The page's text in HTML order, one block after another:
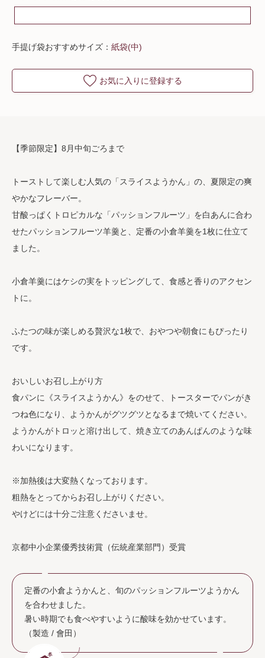
手提げ袋おすすめサイズ： 紙袋(中)
お気に入りに登録する
【季節限定】8月中旬ごろまで
トーストして楽しむ人気の「スライスようかん」の、夏限定の爽
やかなフレーバー。
甘酸っぱくトロピカルな「パッションフルーツ」を白あんに合わ
せたパッションフルーツ羊羹と、定番の小倉羊羹を1枚に仕立て
ました。
小倉羊羹にはケシの実をトッピングして、食感と香りのアクセン
トに。
ふたつの味が楽しめる贅沢な1枚で、おやつや朝食にもぴったり
です。
おいしいお召し上がり方
食パンに《スライスようかん》をのせて、トースターでパンがき
つね色になり、ようかんがグツグツとなるまで焼いてください。
ようかんがトロッと溶け出して、焼き立てのあんぱんのような味
わいになります。
※加熱後は大変熱くなっております。
粗熱をとってからお召し上がりください。
やけどには十分ご注意くださいませ。
京都中小企業優秀技術賞（伝統産業部門）受賞
定番の小倉ようかんと、旬のパッションフルーツようかん
を合わせました。
暑い時期でも食べやすいように酸味を効かせています。
（製造 / 會田）